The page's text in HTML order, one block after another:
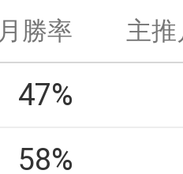
月勝率 主
47%
58%